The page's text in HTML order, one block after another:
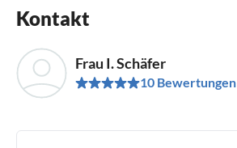
Kontakt
Frau I. Schäfer
10 Bewertungen